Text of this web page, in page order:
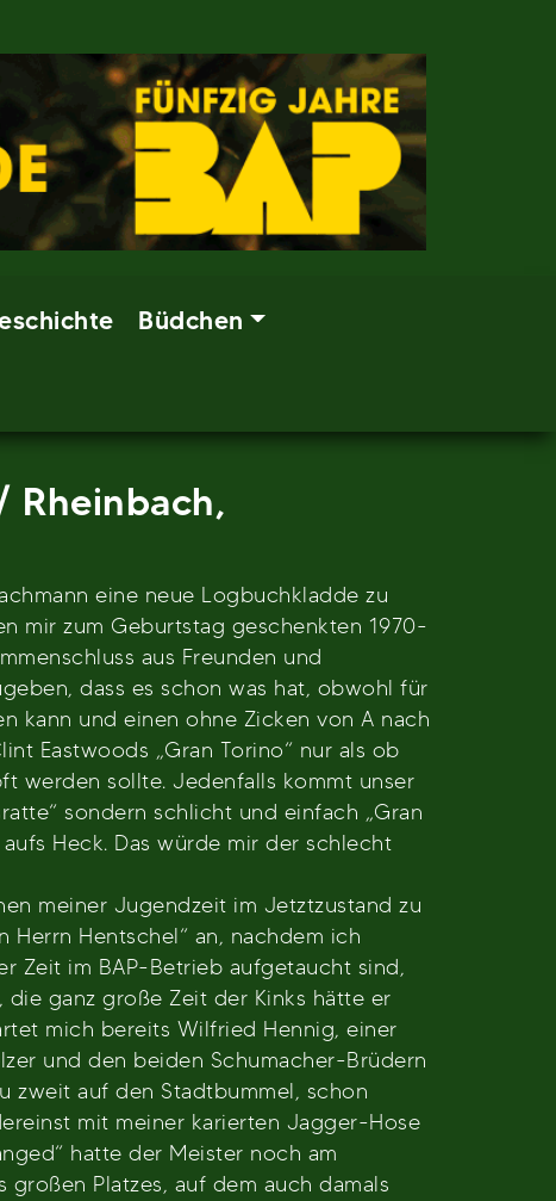
Büdchen
Rheinbach,
eine neue Logbuchkladde zu
mir zum Geburtstag geschenkten 1970-
aus Freunden und
dass es schon was hat, obwohl für
kann und einen ohne Zicken von A nach
Eastwoods „Gran Torino“ nur als ob
werden sollte. Jedenfalls kommt unser
sondern schlicht und einfach „Gran
Heck. Das würde mir der schlecht
meiner Jugendzeit im Jetztzustand zu
Hentschel“ an, nachdem ich
Zeit im BAP-Betrieb aufgetaucht sind,
ganz große Zeit der Kinks hätte er
mich bereits Wilfried Hennig, einer
und den beiden Schumacher-Brüdern
zweit auf den Stadtbummel, schon
mit meiner karierten Jagger-Hose
hatte der Meister noch am
Platzes, auf dem auch damals